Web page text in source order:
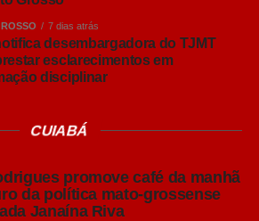
na produção de suínos,
mas alertou que esse
constante.
contínuas é ainda mais
de peso e melhores
para o produtor”, afirmou.
7 dias atrás
desembargadora do TJMT
esclarecimentos em
disciplinar
CUIABÁ
promove café da manhã
da política mato-grossense
Janaína Riva